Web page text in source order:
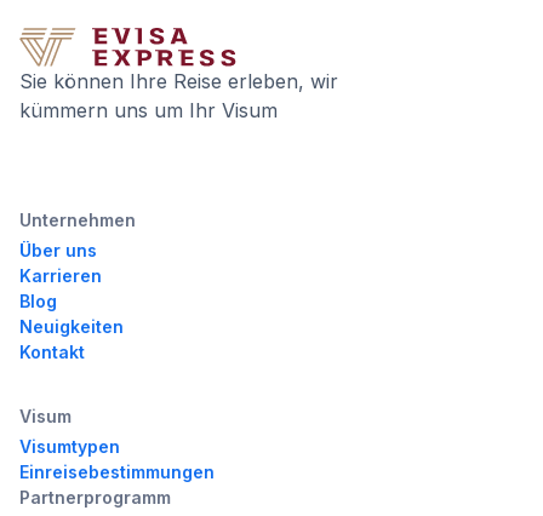
Sie können Ihre Reise erleben, wir
kümmern uns um Ihr Visum
Unternehmen
Über uns
Karrieren
Blog
Neuigkeiten
Kontakt
Visum
Visumtypen
Einreisebestimmungen
Partnerprogramm